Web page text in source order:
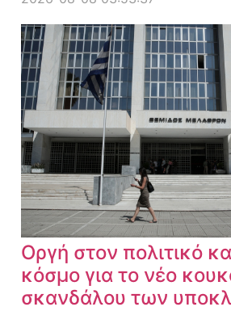
Οργή στον πολιτικό
κόσμο για το νέο
σκανδάλου των